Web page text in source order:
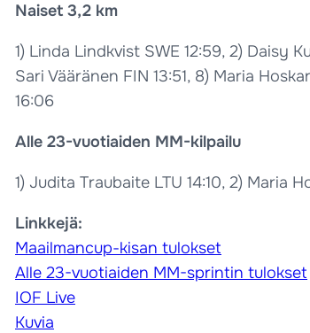
Naiset 3,2 km
1) Linda Lindkvist SWE 12:59, 2) Daisy
Sari Vääränen FIN 13:51, 8) Maria
16:06
Alle 23-vuotiaiden MM-kilpailu
1) Judita Traubaite LTU 14:10, 2) Maria
Linkkejä:
Maailmancup-kisan tulokset
Alle 23-vuotiaiden MM-sprintin tulokset
IOF Live
Kuvia